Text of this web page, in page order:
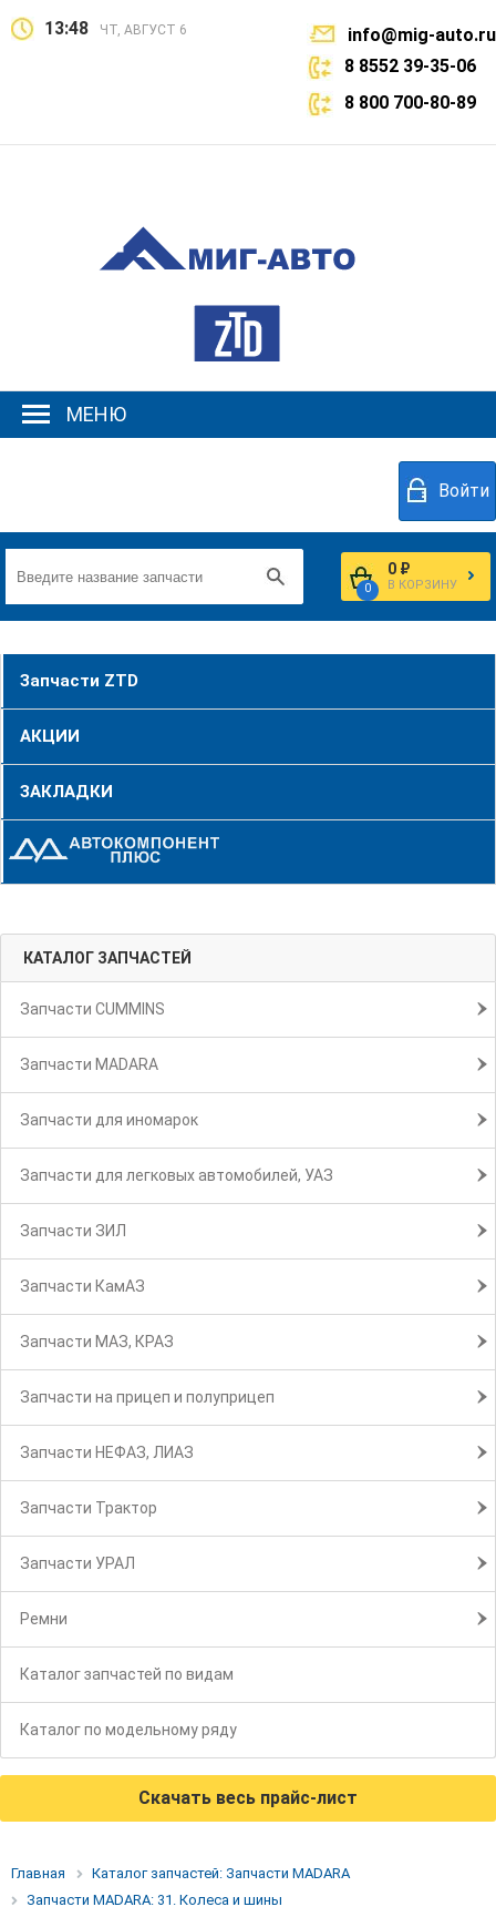
13:48 ЧТ, АВГУСТ 6
info@mig-auto.ru
8 8552 39-35-06
8 800 700-80-89
МЕНЮ
Войти
0
0 ₽
В КОРЗИНУ
Запчасти ZTD
АКЦИИ
ЗАКЛАДКИ
КАТАЛОГ ЗАПЧАСТЕЙ
Запчасти CUMMINS
Запчасти MADARA
Запчасти для иномарок
Запчасти для легковых автомобилей, УАЗ
Запчасти ЗИЛ
Запчасти КамАЗ
Запчасти МАЗ, КРАЗ
Запчасти на прицеп и полуприцеп
Запчасти НЕФАЗ, ЛИАЗ
Запчасти Трактор
Запчасти УРАЛ
Ремни
Каталог запчастей по видам
Каталог по модельному ряду
Скачать весь прайс-лист
Главная
Каталог запчастей: Запчасти MADARA
Запчасти MADARA: 31. Колеса и шины